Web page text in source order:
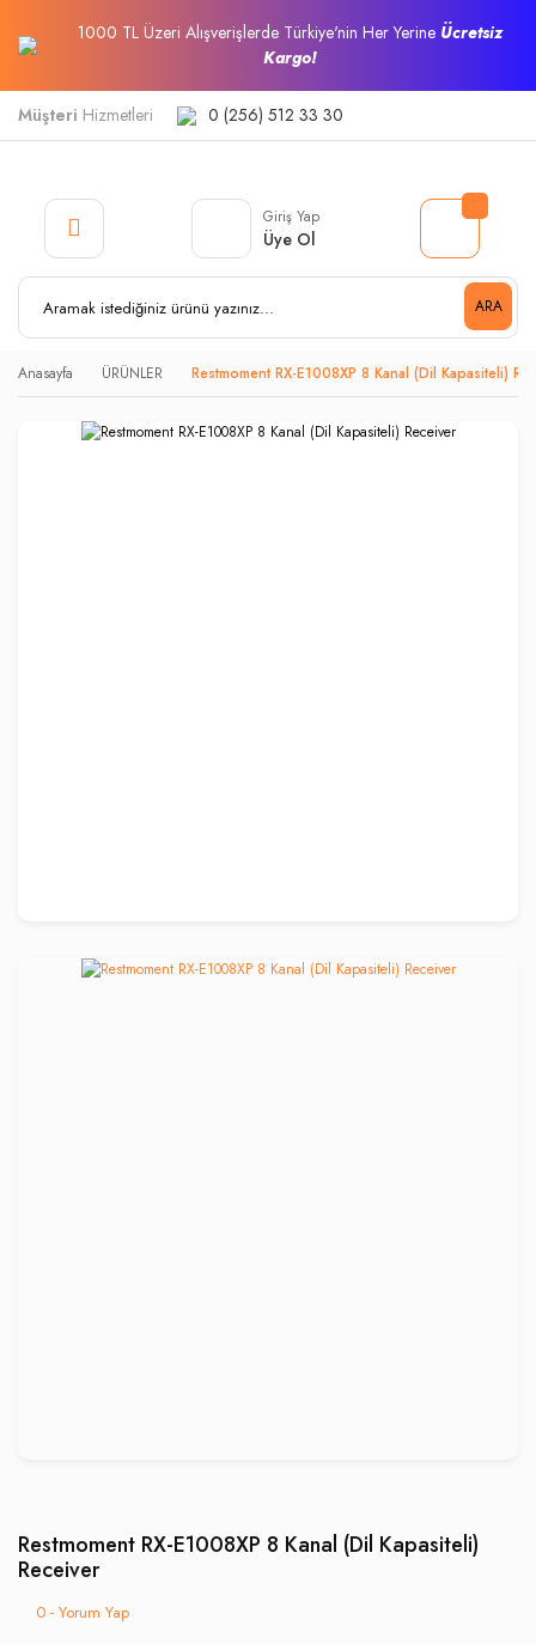
1000 TL Üzeri Alışverişlerde Türkiye'nin Her Yerine Ücretsiz
Kargo!
Müşteri Hizmetleri 0 (256) 512 33 30
ARA
Giriş Yap
Üye Ol
Anasayfa ÜRÜNLER Restmoment RX-E1008XP 8 Kanal (Dil Kapasiteli)
Restmoment RX-E1008XP 8 Kanal (Dil Kapasiteli)
Receiver
0 - Yorum Yap